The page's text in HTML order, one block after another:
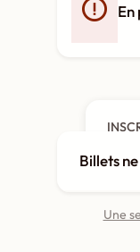
En
Billets
Une